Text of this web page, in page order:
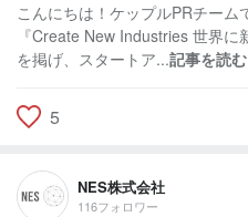
こんにちは！ケップルPRチーム
『Create New Industries 世界
を掲げ、スタートア...記事を読む
5
NES株式会社
116フォロワー